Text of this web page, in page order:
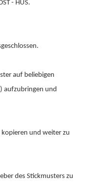
- HUS.
auf beliebigen
aufzubringen und
kopieren und weiter zu
des Stickmusters zu